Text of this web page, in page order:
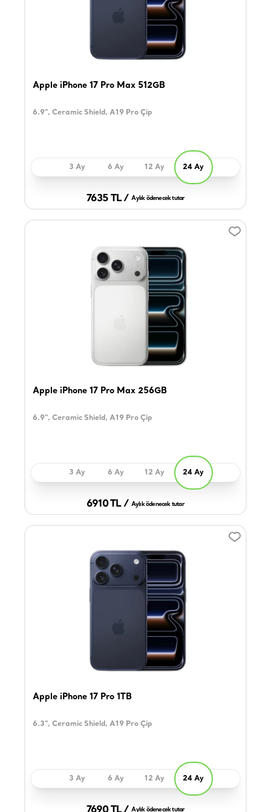
Apple iPhone 17 Pro Max 512GB
6.9", Ceramic Shield, A19 Pro Çip
3 Ay 6 Ay 12 Ay 24 Ay
7635 TL / Aylık ödenecek tutar
Apple iPhone 17 Pro Max 256GB
6.9", Ceramic Shield, A19 Pro Çip
3 Ay 6 Ay 12 Ay 24 Ay
6910 TL / Aylık ödenecek tutar
Apple iPhone 17 Pro 1TB
6.3", Ceramic Shield, A19 Pro Çip
3 Ay 6 Ay 12 Ay 24 Ay
Aylık ödenecek tutar